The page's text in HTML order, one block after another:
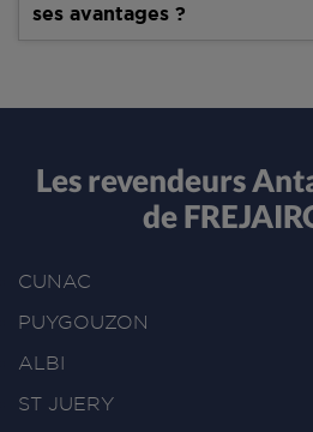
ses avantages ?
Les revendeurs
de
CUNAC
PUYGOUZON
ALBI
ST JUERY